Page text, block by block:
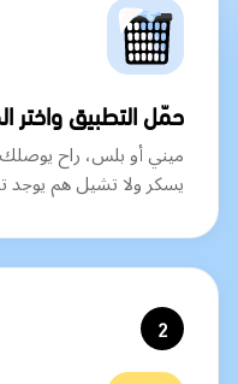
حمّل التطبيق واختر
ميني أو بلس، راح
يسكر ولا تشيل هم يوجد
2